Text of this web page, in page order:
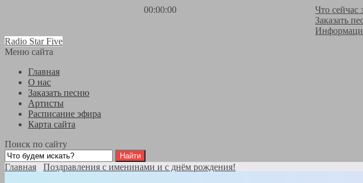
00:00:00
Что сейчас
Заказать
Radio Star Five
Меню сайта
Главная
О нас
Заказать песню
Артисты
Расписание эфира
Карта сайта
Поиск по сайту
Главная Поздравления с именинами и с днём рождения!